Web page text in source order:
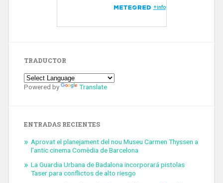
TRADUCTOR
Powered by Translate
ENTRADAS RECIENTES
Aprovat el planejament del nou Museu Carmen Thyssen a
l’antic cinema Comèdia de Barcelona
La Guardia Urbana de Badalona incorporará pistolas
Taser para conflictos de alto riesgo